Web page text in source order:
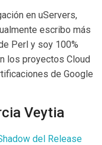
en uServers,
escribo más
Perl y soy 100%
los proyectos Cloud
de Google
Veytia
del Release